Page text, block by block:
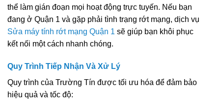
thể làm gián đoạn mọi hoạt động trực tuyến. Nếu bạn
đang ở Quận 1 và gặp phải tình trạng rớt mạng, dịch vụ
Sửa máy tính rớt mạng Quận 1 sẽ giúp bạn khôi phục
kết nối một cách nhanh chóng.
Quy Trình Tiếp Nhận Và Xử Lý
Quy trình của Trường Tín được tối ưu hóa để đảm bảo
hiệu quả và tốc độ: